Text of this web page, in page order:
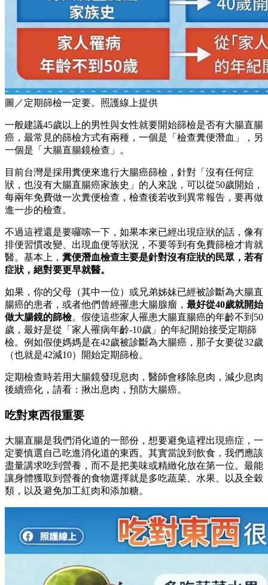
圖／定期篩檢一定要。照護線上提供
一般建議45歲以上的男性與女性就要開始篩檢是否有大腸直腸
癌，最常見的篩檢方式有兩種，一個是「檢查糞便潛血」，另
一個是「大腸直腸鏡檢查」。
目前台灣是採用糞便來進行大腸癌篩檢，針對「沒有任何症
狀，也沒有大腸直腸癌家族史」的人來說，可以從50歲開始，
每兩年免費做一次糞便檢查，檢查後若收到異常報告，要再做
進一步的檢查。
不過這裡還是要囉嗦一下，如果本來已經出現症狀的話，像有
排便習慣改變、出現血便等狀況，不要等到有免費篩檢才肯就
醫。基本上， 糞便潛血檢查主要是針對沒有症狀的民眾，若有
症狀，絕對要更早就醫。
如果，你的父母（其中一位）或兄弟姊妹已經被診斷為大腸直
腸癌的患者，或者他們曾經罹患大腸腺瘤， 最好從40歲就開始
做大腸鏡的篩檢。假使這些家人罹患大腸直腸癌的年齡不到50
歲，最好是從「家人罹病年齡-10歲」的年紀開始接受定期篩
檢。例如假使媽媽是在42歲被診斷為大腸癌，那子女要從32歲
（也就是42減10）開始定期篩檢。
定期檢查時若用大腸鏡發現息肉，醫師會移除息肉，減少息肉
後續癌化，請看：揪出息肉，預防大腸癌。
吃對東西很重要
大腸直腸是我們消化道的一部份，想要避免這裡出現癌症，一
定要慎選自己吃進消化道的東西。其實當說到飲食，我們應該
盡量講求吃到營養，而不是把美味或精緻化放在第一位。最能
讓身體獲取到營養的食物選擇就是多吃蔬菜、水果、以及全穀
類，以及避免加工紅肉和添加糖。